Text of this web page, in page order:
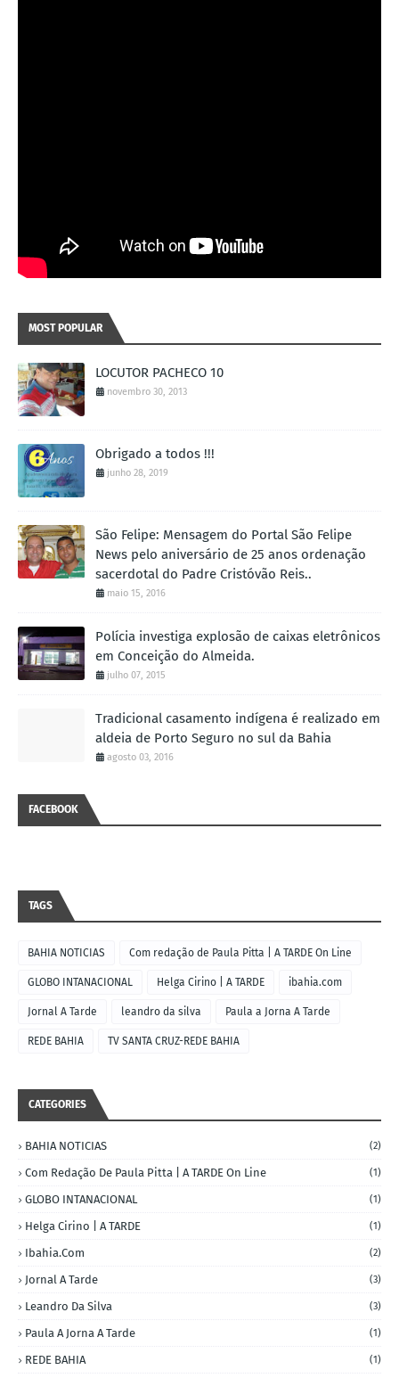
MOST POPULAR
LOCUTOR PACHECO 10
novembro 30, 2013
Obrigado a todos !!!
junho 28, 2019
São Felipe: Mensagem do Portal São Felipe
News pelo aniversário de 25 anos ordenação
sacerdotal do Padre Cristóvão Reis..
maio 15, 2016
Polícia investiga explosão de caixas eletrônicos
em Conceição do Almeida.
julho 07, 2015
Tradicional casamento indígena é realizado em
aldeia de Porto Seguro no sul da Bahia
agosto 03, 2016
FACEBOOK
TAGS
BAHIA NOTICIAS Com redação de Paula Pitta | A TARDE On Line
GLOBO INTANACIONAL Helga Cirino | A TARDE ibahia.com
Jornal A Tarde leandro da silva Paula a Jorna A Tarde
REDE BAHIA TV SANTA CRUZ-REDE BAHIA
CATEGORIES
BAHIA NOTICIAS (2)
Com Redação De Paula Pitta | A TARDE On Line (1)
GLOBO INTANACIONAL (1)
Helga Cirino | A TARDE (1)
Ibahia.com (2)
Jornal A Tarde (3)
Leandro Da Silva (3)
Paula A Jorna A Tarde (1)
REDE BAHIA (1)